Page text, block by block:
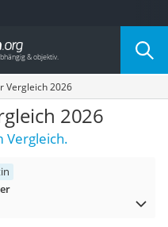
Vergleich 2026
2026
Vergleich.